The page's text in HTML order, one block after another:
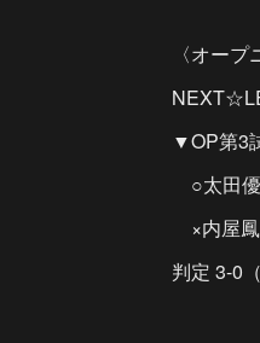
〈オープ
▼OP第3
○太田優
×内屋鳳
判定 3-0